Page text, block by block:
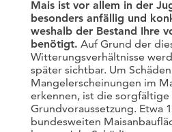
Mais ist vor allem in der
besonders anfällig und
weshalb der Bestand Ihre
benötigt. Auf Grund der
Witterungsverhältnisse
später sichtbar. Um
Mangelerscheinungen im
erkennen, ist die
Grundvoraussetzung. Etwa
bundesweiten